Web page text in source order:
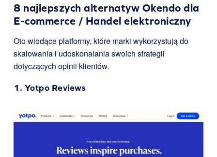
8 najlepszych alternatyw Okendo dla
E-commerce / Handel elektroniczny
Oto wiodące platformy, które marki wykorzystują do
skalowania i udoskonalania swoich strategii
dotyczących opinii klientów.
1. Yotpo Reviews